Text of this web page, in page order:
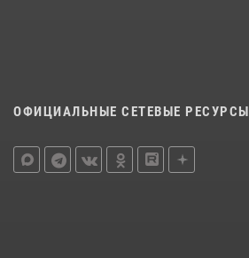
ОФИЦИАЛЬНЫЕ СЕТЕВЫЕ РЕСУРСЫ